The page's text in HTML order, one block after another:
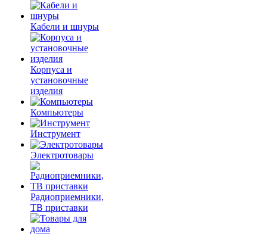
Кабели и шнуры
Корпуса и
установочные
изделия
Компьютеры
Инструмент
Электротовары
Радиоприемники,
ТВ приставки